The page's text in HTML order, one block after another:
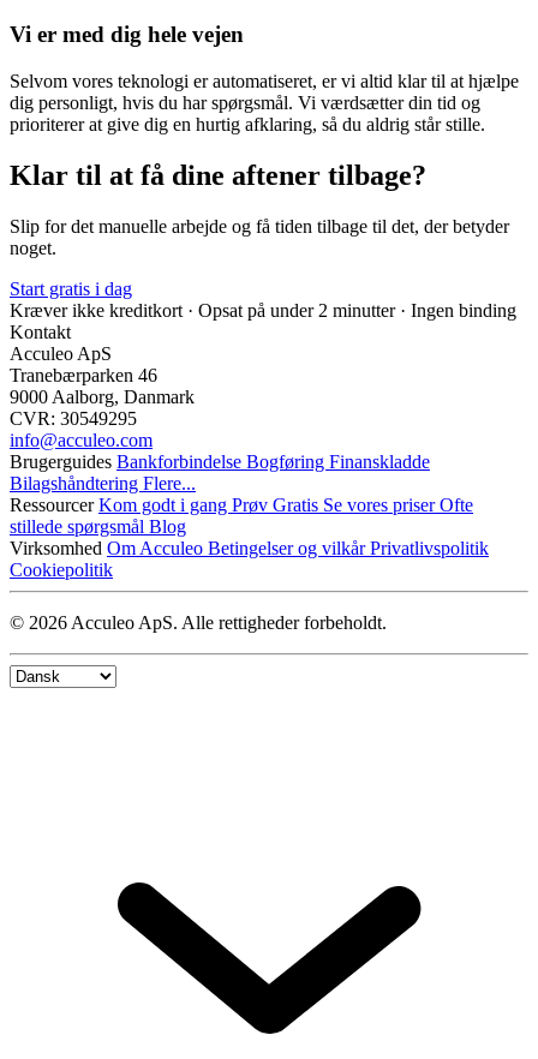
Vi er med dig hele vejen
Selvom vores teknologi er automatiseret, er vi altid klar til at hjælpe
dig personligt, hvis du har spørgsmål. Vi værdsætter din tid og
prioriterer at give dig en hurtig afklaring, så du aldrig står stille.
Klar til at få dine aftener tilbage?
Slip for det manuelle arbejde og få tiden tilbage til det, der betyder
noget.
Start gratis i dag
Kræver ikke kreditkort · Opsat på under 2 minutter · Ingen binding
Kontakt
Acculeo ApS
Tranebærparken 46
9000 Aalborg, Danmark
CVR: 30549295
info@​acculeo.com
Brugerguides Bankforbindelse Bogføring Finanskladde
Bilagshåndtering Flere...
RessourcerKom godt i gang Prøv Gratis Se vores priserOfte
stillede spørgsmål Blog
Virksomhed Om Acculeo Betingelser og vilkårPrivatlivspolitik
Cookiepolitik
© 2026 Acculeo ApS. Alle rettigheder forbeholdt.